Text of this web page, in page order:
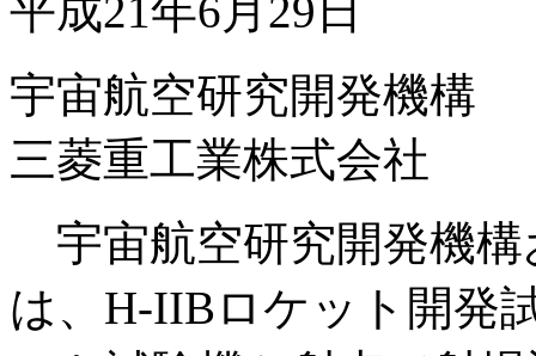
平成21年6月29日
宇宙航空研究開発機構
三菱重工業株式会社
宇宙航空研究開発機構
は、H-IIBロケット開発